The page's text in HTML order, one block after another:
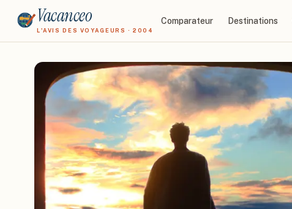
Vacanceo
L'AVIS DES VOYAGEURS · 2004
Comparateur Destinations